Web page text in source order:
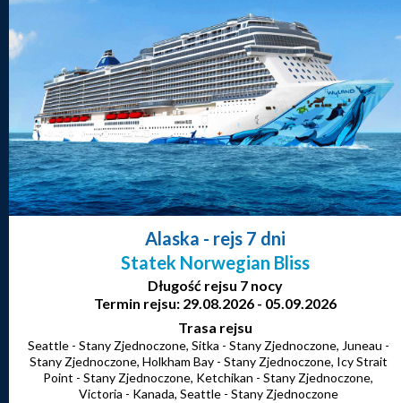
Alaska - rejs 7 dni
Statek Norwegian Bliss
Długość rejsu 7 nocy
Termin rejsu: 29.08.2026 - 05.09.2026
Trasa rejsu
Seattle - Stany Zjednoczone, Sitka - Stany Zjednoczone, Juneau -
Stany Zjednoczone, Holkham Bay - Stany Zjednoczone, Icy Strait
Point - Stany Zjednoczone, Ketchikan - Stany Zjednoczone,
Victoria - Kanada, Seattle - Stany Zjednoczone